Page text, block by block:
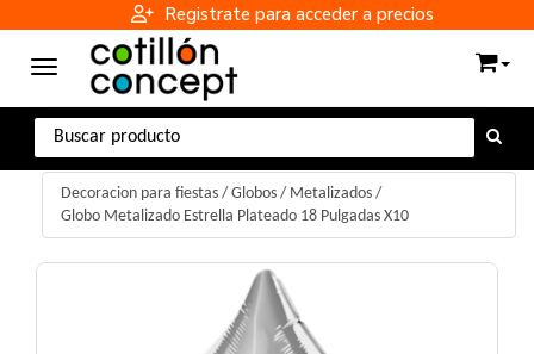
Registrate para acceder a precios
Toggle navigation
Decoracion para fiestas / Globos / Metalizados /
Globo Metalizado Estrella Plateado 18 Pulgadas X10